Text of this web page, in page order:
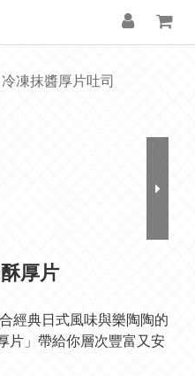
冷凍抹醬厚片吐司
厚片
經典日式風味與樂陶陶的
片」帶給你層次豐富又安